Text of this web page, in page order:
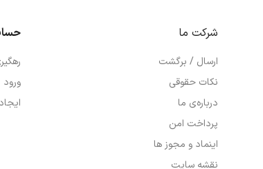
شرکت ما
ارسال / برگشت
نکات حقوقی
درباره‌ی ما
پرداخت امن
اینماد و مجوز ها
نقشه سایت
ورود